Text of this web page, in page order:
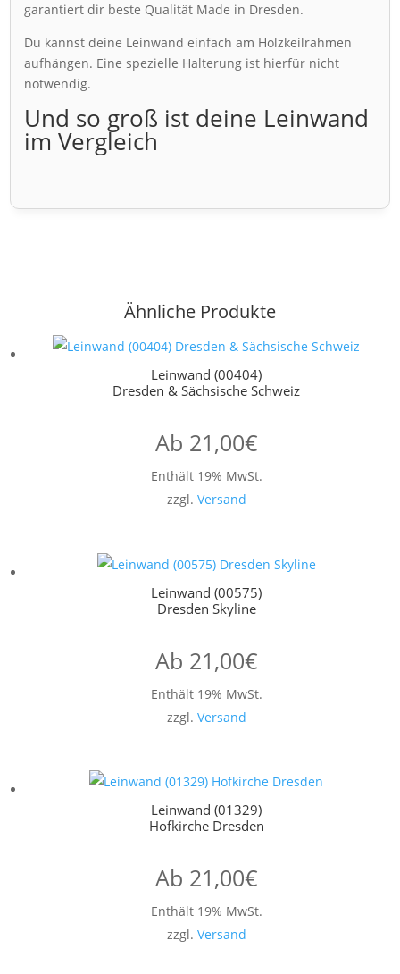
garantiert dir beste Qualität Made in Dresden.
Du kannst deine Leinwand einfach am Holzkeilrahmen
aufhängen. Eine spezielle Halterung ist hierfür nicht
notwendig.
Und so groß ist deine Leinwand
im Vergleich
Ähnliche Produkte
Leinwand (00404)
Dresden & Sächsische Schweiz
Ab 21,00€
Enthält 19% MwSt.
zzgl. Versand
Leinwand (00575)
Dresden Skyline
Ab 21,00€
Enthält 19% MwSt.
zzgl. Versand
Leinwand (01329)
Hofkirche Dresden
Ab 21,00€
Enthält 19% MwSt.
zzgl. Versand